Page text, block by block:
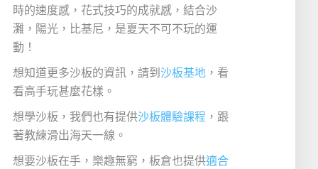
時的速度感，花式技巧的成就感，結合沙
灘，陽光，比基尼，是夏天不可不玩的運
動！
想知道更多沙板的資訊，請到沙板基地 ，看
看高手玩甚麼花樣。
想學沙板，我們也有提供沙板體驗課程 ，跟
著教練滑出海天一線。
想要沙板在手，樂趣無窮，板倉也提供適合